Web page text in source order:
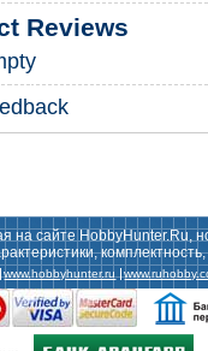
Reviews
сайте HobbyHunter.Ru,
www.hobbyhunter.ru